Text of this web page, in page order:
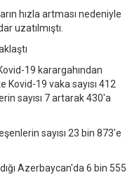
hızla artması nedeniyle
uzatılmıştı.
19 karargahından
Kovid-19 vaka sayısı 412
sayısı 7 artarak 430'a
sayısı 23 bin 873'e
Azerbaycan'da 6 bin 555